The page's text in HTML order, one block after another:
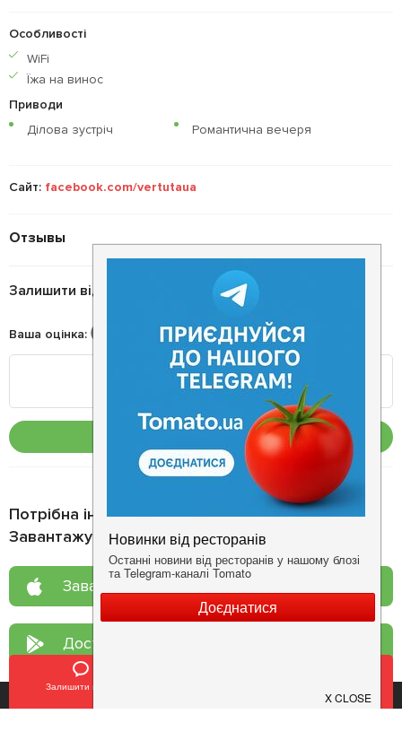
Залишити відгук
Особливості
WiFi
Їжа на винос
Приводи
Ділова зустріч
Романтична вечеря
Сайт: facebook.com/vertutaua
Отзывы
Залишити відгук
Ваша оцінка:
Потрібна інформація про заклад?
Завантажуйте додаток!
Завантажте у
Доступно у